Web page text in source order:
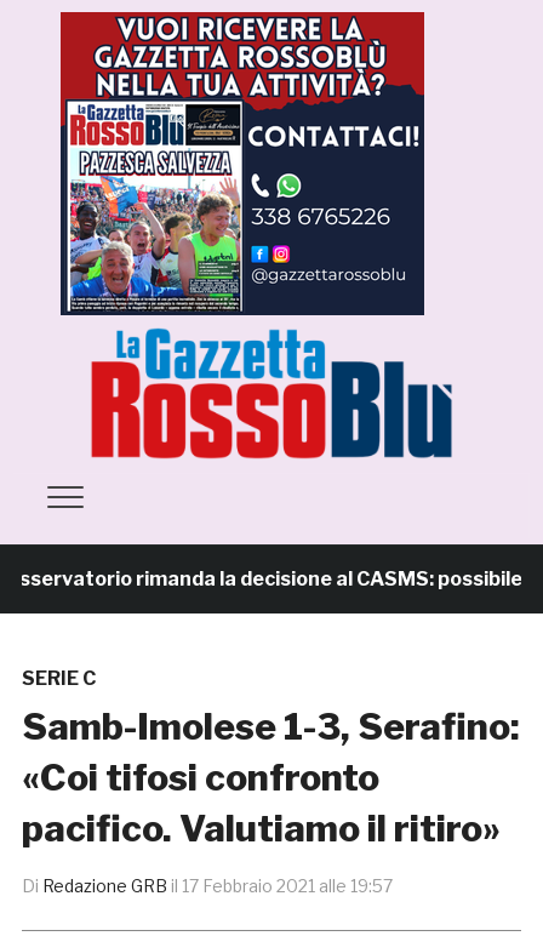
rimanda la decisione al CASMS: possibile
SERIE C
Samb-Imolese 1-3, Serafino:
«Coi tifosi confronto
pacifico. Valutiamo il ritiro»
Di Redazione GRB il 17 Febbraio 2021 alle 19:57